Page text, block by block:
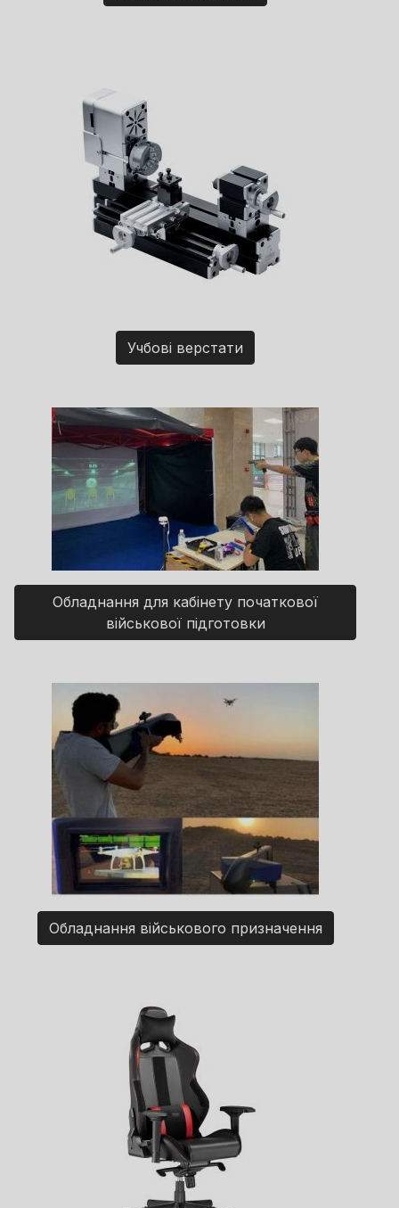
Учбові верстати
Обладнання для кабінету початкової
військової підготовки
Обладнання військового призначення